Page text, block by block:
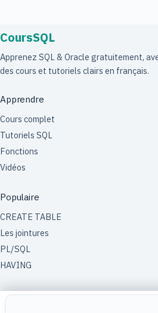
CoursSQL
Apprenez SQL & Oracle gratuitement,
des cours et tutoriels clairs en français.
Apprendre
Cours complet
Tutoriels SQL
Fonctions
Vidéos
Populaire
CREATE TABLE
Les jointures
PL/SQL
HAVING
Le site